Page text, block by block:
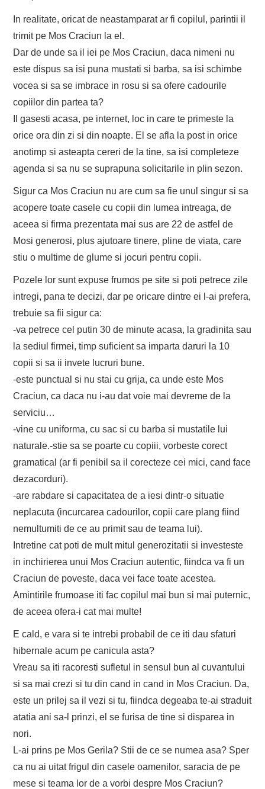
In realitate, oricat de neastamparat ar fi copilul, parintii il
trimit pe Mos Craciun la el.
Dar de unde sa il iei pe Mos Craciun, daca nimeni nu
este dispus sa isi puna mustati si barba, sa isi schimbe
vocea si sa se imbrace in rosu si sa ofere cadourile
copiilor din partea ta?
Il gasesti acasa, pe internet, loc in care te primeste la
orice ora din zi si din noapte. El se afla la post in orice
anotimp si asteapta cereri de la tine, sa isi completeze
agenda si sa nu se suprapuna solicitarile in plin sezon.
Sigur ca Mos Craciun nu are cum sa fie unul singur si sa
acopere toate casele cu copii din lumea intreaga, de
aceea si firma prezentata mai sus are 22 de astfel de
Mosi generosi, plus ajutoare tinere, pline de viata, care
stiu o multime de glume si jocuri pentru copii.
Pozele lor sunt expuse frumos pe site si poti petrece zile
intregi, pana te decizi, dar pe oricare dintre ei l-ai prefera,
trebuie sa fii sigur ca:
-va petrece cel putin 30 de minute acasa, la gradinita sau
la sediul firmei, timp suficient sa imparta daruri la 10
copii si sa ii invete lucruri bune.
-este punctual si nu stai cu grija, ca unde este Mos
Craciun, ca daca nu i-au dat voie mai devreme de la
serviciu…
-vine cu uniforma, cu sac si cu barba si mustatile lui
naturale.-stie sa se poarte cu copiii, vorbeste corect
gramatical (ar fi penibil sa il corecteze cei mici, cand face
dezacorduri).
-are rabdare si capacitatea de a iesi dintr-o situatie
neplacuta (incurcarea cadourilor, copii care plang fiind
nemultumiti de ce au primit sau de teama lui).
Intretine cat poti de mult mitul generozitatii si investeste
in inchirierea unui Mos Craciun autentic, fiindca va fi un
Craciun de poveste, daca vei face toate acestea.
Amintirile frumoase iti fac copilul mai bun si mai puternic,
de aceea ofera-i cat mai multe!
E cald, e vara si te intrebi probabil de ce iti dau sfaturi
hibernale acum pe canicula asta?
Vreau sa iti racoresti sufletul in sensul bun al cuvantului
si sa mai crezi si tu din cand in cand in Mos Craciun. Da,
este un prilej sa il vezi si tu, fiindca degeaba te-ai straduit
atatia ani sa-l prinzi, el se furisa de tine si disparea in
nori.
L-ai prins pe Mos Gerila? Stii de ce se numea asa? Sper
ca nu ai uitat frigul din casele oamenilor, saracia de pe
mese si teama lor de a vorbi despre Mos Craciun?